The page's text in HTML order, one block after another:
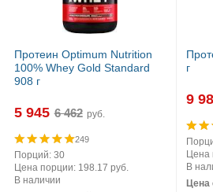
Протеин Optimum Nutrition
100% Whey Gold Standard
908 г
5 945 руб.
249
Порций: 30
Цена порции: 198.17 руб.
В наличии
г
9
Цена
В
Цена